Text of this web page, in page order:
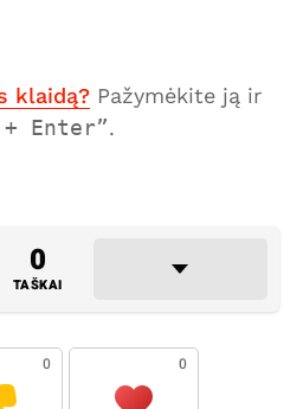
klaidą? Pažymėkite ją ir
Enter .
0
TAŠKAI
0 0